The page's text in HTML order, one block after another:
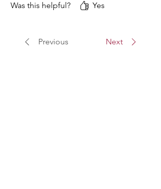
Was this helpful?
Yes
Previous Next